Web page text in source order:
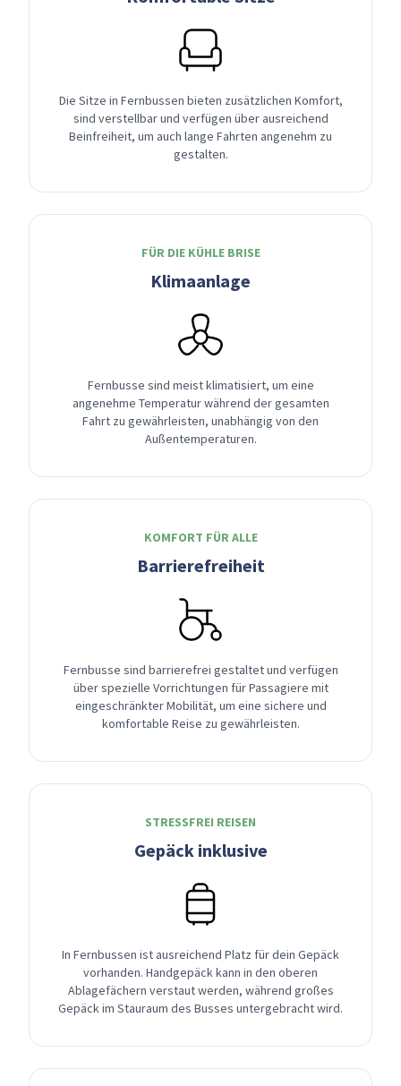
Die Sitze in Fernbussen bieten zusätzlichen Komfort,
sind verstellbar und verfügen über ausreichend
Beinfreiheit, um auch lange Fahrten angenehm zu
gestalten.
FÜR DIE KÜHLE BRISE
Klimaanlage
Fernbusse sind meist klimatisiert, um eine
angenehme Temperatur während der gesamten
Fahrt zu gewährleisten, unabhängig von den
Außentemperaturen.
KOMFORT FÜR ALLE
Barrierefreiheit
Fernbusse sind barrierefrei gestaltet und verfügen
über spezielle Vorrichtungen für Passagiere mit
eingeschränkter Mobilität, um eine sichere und
komfortable Reise zu gewährleisten.
STRESSFREI REISEN
Gepäck inklusive
In Fernbussen ist ausreichend Platz für dein Gepäck
vorhanden. Handgepäck kann in den oberen
Ablagefächern verstaut werden, während großes
Gepäck im Stauraum des Busses untergebracht wird.